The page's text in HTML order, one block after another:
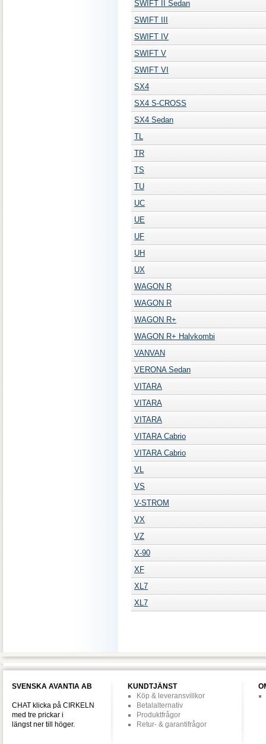
SWIFT II Sedan
SWIFT III
SWIFT IV
SWIFT V
SWIFT VI
SX4
SX4 S-CROSS
SX4 Sedan
TL
TR
TS
TU
UC
UE
UF
UH
UX
WAGON R
WAGON R
WAGON R+
WAGON R+ Halvkombi
VANVAN
VERONA Sedan
VITARA
VITARA
VITARA
VITARA Cabrio
VITARA Cabrio
VL
VS
V-STROM
VX
VZ
X-90
XF
XL7
XL7
SVENSKA AVANTIA AB
CHAT klicka på CIRKELN
med tre prickar i
längst ner till höger.
KUNDTJÄNST
Köp & leveransvillkor
Betalalternativ
Produktfrågor
Retur- & garantifrågor